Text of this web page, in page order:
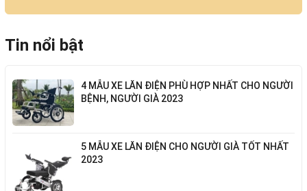
Tin nổi bật
4 MẪU XE LĂN ĐIỆN PHÙ HỢP NHẤT CHO NGƯỜI
BỆNH, NGƯỜI GIÀ 2023
5 MẪU XE LĂN ĐIỆN CHO NGƯỜI GIÀ TỐT NHẤT
2023